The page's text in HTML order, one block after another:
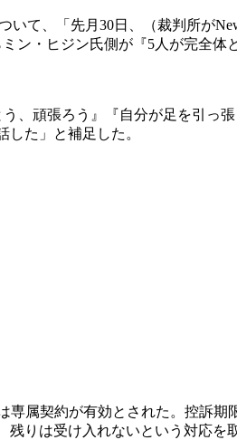
て、「先月30日、（裁判所が
ン・ヒジン氏側が『5人が完全
、頑張ろう』『自分が足を引っ
た」と補足した。
属契約が有効とされた。控訴
りは受け入れないという対応